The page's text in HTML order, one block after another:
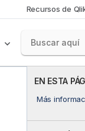
Recursos de
EN ESTA
Más